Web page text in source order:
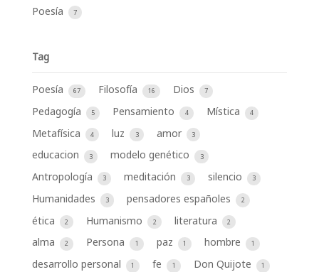
Poesía 7
Tag
Poesía 67 Filosofía 16 Dios 7
Pedagogía 5 Pensamiento 4 Mística 4
Metafísica 4 luz 3 amor 3
educacion 3 modelo genético 3
Antropología 3 meditación 3 silencio 3
Humanidades 3 pensadores españoles 2
ética 2 Humanismo 2 literatura 2
alma 2 Persona 1 paz 1 hombre 1
desarrollo personal 1 fe 1 Don Quijote 1